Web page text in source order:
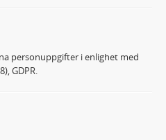
personuppgifter i enlighet med
GDPR.